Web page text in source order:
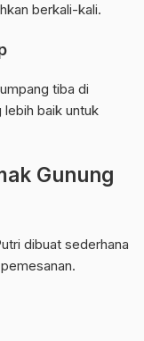
berkali-kali.
tiba di
lebih baik untuk
Gunung
dibuat sederhana